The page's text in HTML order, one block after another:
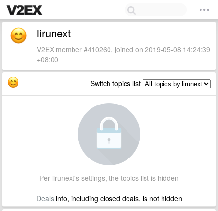
lirunext
V2EX member #410260, joined on 2019-05-08 14:24:39
+08:00
Switch topics list
Per lirunext's settings, the topics list is hidden
Dealsinfo, including closed deals, is not hidden